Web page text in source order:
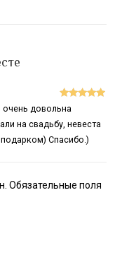
Оценка
довольна
на свадьбу, невеста
Спасибо.)
Обязательные поля